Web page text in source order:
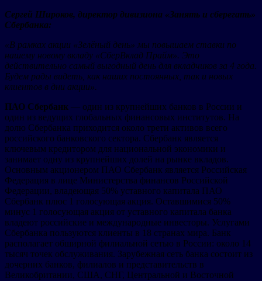
Сергей Широков, директор дивизиона «Занять и сберегать»
Сбербанка:
«В рамках акции «Зелёный день» мы повышаем ставки по
нашему новому вкладу «СберВклад Прайм». Это
действительно самый выгодный день для вкладчиков за 4 года.
Будем рады видеть, как наших постоянных, так и новых
клиентов в дни акции».
ПАО Сбербанк — один из крупнейших банков в России и
один из ведущих глобальных финансовых институтов. На
долю Сбербанка приходится около трети активов всего
российского банковского сектора. Сбербанк является
ключевым кредитором для национальной экономики и
занимает одну из крупнейших долей на рынке вкладов.
Основным акционером ПАО Сбербанк является Российская
Федерация в лице Министерства финансов Российской
Федерации, владеющая 50% уставного капитала ПАО
Сбербанк плюс 1 голосующая акция. Оставшимися 50%
минус 1 голосующая акция от уставного капитала банка
владеют российские и международные инвесторы. Услугами
Сбербанка пользуются клиенты в 18 странах мира. Банк
располагает обширной филиальной сетью в России: около 14
тысяч точек обслуживания. Зарубежная сеть банка состоит из
дочерних банков, филиалов и представительств в
Великобритании, США, СНГ, Центральной и Восточной